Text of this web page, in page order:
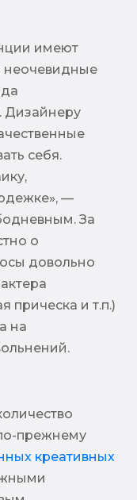
имеют
неочевидные
Дизайнеру
себя.
—
За
о
довольно
прическа и т.п.)
на
прежнему
креативных